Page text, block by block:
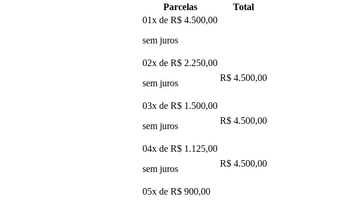
Parcelas
Total
01x de R$ 4.500,00
sem juros
02x de R$ 2.250,00
sem juros
R$ 4.500,00
03x de R$ 1.500,00
sem juros
R$ 4.500,00
04x de R$ 1.125,00
sem juros
R$ 4.500,00
05x de R$ 900,00